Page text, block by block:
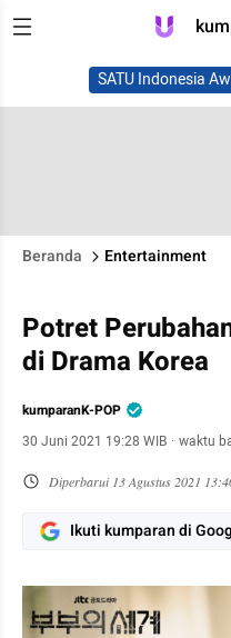
SATU Indonesia
Beranda Entertainment
Potret
di Drama Korea
kumparanK-POP
30 Juni 2021 19:28 WIB · waktu
Diperbarui 13 Agustus 2021
Ikuti kumparan di